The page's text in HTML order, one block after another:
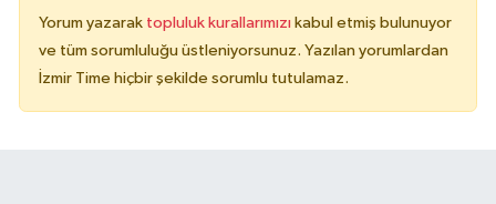
Yorum yazarak topluluk kurallarımızı kabul etmiş bulunuyor
ve tüm sorumluluğu üstleniyorsunuz. Yazılan yorumlardan
İzmir Time hiçbir şekilde sorumlu tutulamaz.